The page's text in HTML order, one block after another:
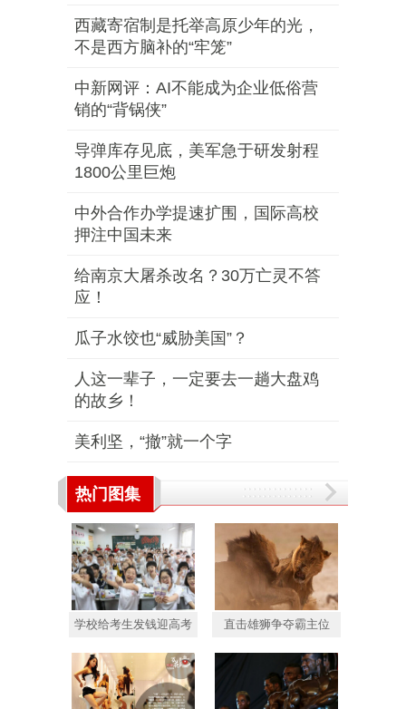
西藏寄宿制是托举高原少年的光，
不是西方脑补的“牢笼”
中新网评：AI不能成为企业低俗营
销的“背锅侠”
导弹库存见底，美军急于研发射程
1800公里巨炮
中外合作办学提速扩围，国际高校
押注中国未来
给南京大屠杀改名？30万亡灵不答
应！
瓜子水饺也“威胁美国”？
人这一辈子，一定要去一趟大盘鸡
的故乡！
美利坚，“撤”就一个字
热门图集
学校给考生发钱迎高考 直击雄狮争夺霸主位